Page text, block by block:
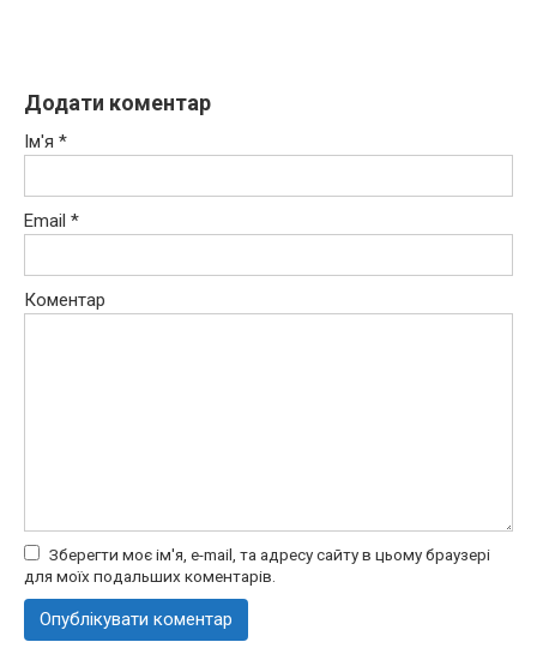
Додати коментар
Ім'я *
Email *
Коментар
Зберегти моє ім'я, e-mail, та адресу сайту в цьому браузері
для моїх подальших коментарів.